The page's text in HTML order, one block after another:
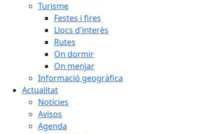
Turisme
Festes i fires
Llocs d'interès
Rutes
On dormir
On menjar
Informació geogràfica
Actualitat
Notícies
Avisos
Agenda